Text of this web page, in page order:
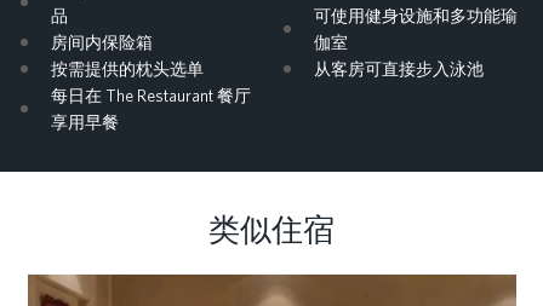
品
房间内保险箱
按需提供的枕头选单
每日在 The Restaurant 餐厅
享用早餐
可使用健身设施和多功能瑜
伽室
从客房可直接步入泳池
类似住宿